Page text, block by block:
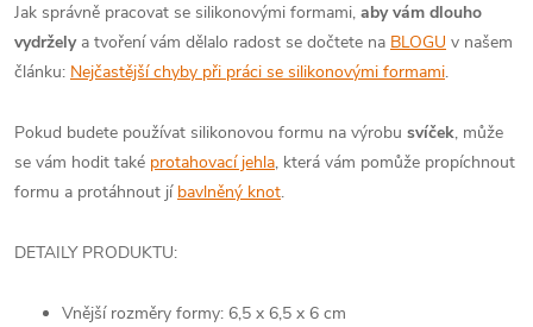
Jak správně pracovat se silikonovými formami, aby vám dlouho
vydrželya tvoření vám dělalo radost se dočtete na BLOGU v našem
článku: Nejčastější chyby při práci se silikonovými formami.
Pokud budete používat silikonovou formu na výrobu svíček, může
se vám hodit také protahovací jehla, která vám pomůže propíchnout
formu a protáhnout jí bavlněný knot.
DETAILY PRODUKTU:
Vnější rozměry formy: 6,5 x 6,5 x 6 cm